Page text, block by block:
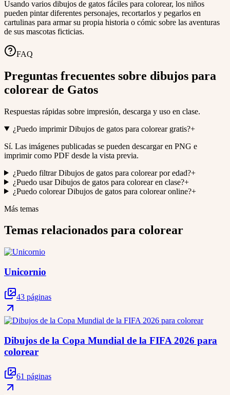
Usando varios dibujos de gatos fáciles para colorear, los niños
pueden pintar diferentes personajes, recortarlos y pegarlos en
cartulinas para armar su propia historia o cómic sobre las aventuras
de sus mascotas ficticias.
FAQ
Preguntas frecuentes sobre dibujos para
colorear de Gatos
Respuestas rápidas sobre impresión, descarga y uso en clase.
¿Puedo imprimir Dibujos de gatos para colorear gratis?+
Sí. Las imágenes publicadas se pueden descargar en PNG e
imprimir como PDF desde la vista previa.
¿Puedo filtrar Dibujos de gatos para colorear por edad?+
¿Puedo usar Dibujos de gatos para colorear en clase?+
¿Puedo colorear Dibujos de gatos para colorear online?+
Más temas
Temas relacionados para colorear
Unicornio
43 páginas
Dibujos de la Copa Mundial de la FIFA 2026 para
colorear
61 páginas